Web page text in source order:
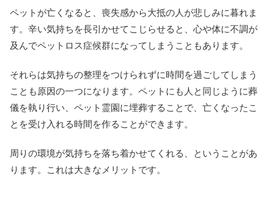
ペットが亡くなると、喪失感から大抵の人が悲しみに暮れま
す。辛い気持ちを長引かせてこじらせると、心や体に不調が
及んでペットロス症候群になってしまうこともあります。
それらは気持ちの整理をつけられずに時間を過ごしてしまう
ことも原因の一つになります。ペットにも人と同じように葬
儀を執り行い、ペット霊園に埋葬することで、亡くなったこ
とを受け入れる時間を作ることができます。
周りの環境が気持ちを落ち着かせてくれる、ということがあ
ります。これは大きなメリットです。